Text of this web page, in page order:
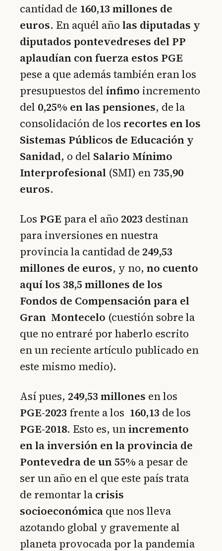
cantidad de 160,13 millones de
euros. En aquél año las diputadas y
diputados pontevedreses del PP
aplaudían con fuerza estos PGE
pese a que además también eran los
presupuestos del ínfimo incremento
del 0,25% en las pensiones, de la
consolidación de los recortes en los
Sistemas Públicos de Educación y
Sanidad, o del Salario Mínimo
Interprofesional (SMI) en 735,90
euros.
Los PGE para el año 2023 destinan
para inversiones en nuestra
provincia la cantidad de 249,53
millones de euros, y no, no cuento
aquí los 38,5 millones de los
Fondos de Compensación para el
Gran Montecelo (cuestión sobre la
que no entraré por haberlo escrito
en un reciente artículo publicado en
este mismo medio).
Así pues, 249,53 millones en los
PGE-2023 frente a los 160,13 de los
PGE-2018. Esto es, unincremento
en la inversión en la provincia de
Pontevedra de un 55% a pesar de
ser un año en el que este país trata
de remontar la crisis
socioeconómica que nos lleva
azotando global y gravemente al
planeta provocada por la pandemia